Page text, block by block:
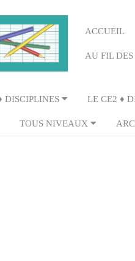
Primary
Menu
ACCUEIL
AU FIL DES
DISCIPLINES LE CE2 ♦
TOUS NIVEAUX